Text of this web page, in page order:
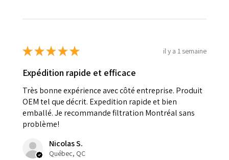
★★★★★ il y a 1 semaine
Expédition rapide et efficace
Très bonne expérience avec côté entreprise. Produit
OEM tel que décrit. Expedition rapide et bien
emballé. Je recommande filtration Montréal sans
problème!
Nicolas S.
Québec, QC